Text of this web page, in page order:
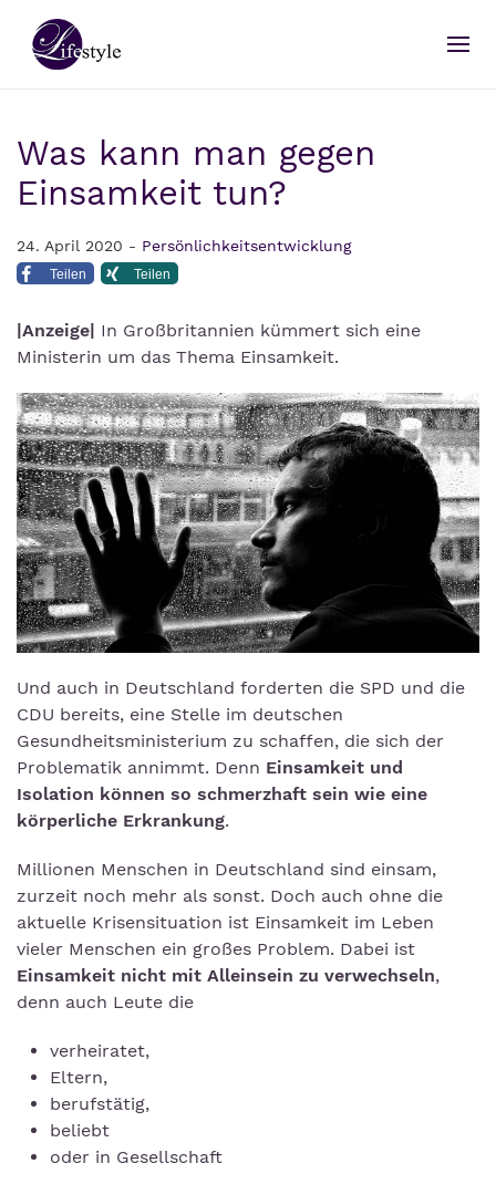
Was kann man gegen
Einsamkeit tun?
24. April 2020 - Persönlichkeitsentwicklung
Teilen Teilen
|Anzeige| In Großbritannien kümmert sich eine
Ministerin um das Thema Einsamkeit.
Und auch in Deutschland forderten die SPD und die
CDU bereits, eine Stelle im deutschen
Gesundheitsministerium zu schaffen, die sich der
Problematik annimmt. Denn Einsamkeit und
Isolation können so schmerzhaft sein wie eine
körperliche Erkrankung.
Millionen Menschen in Deutschland sind einsam,
zurzeit noch mehr als sonst. Doch auch ohne die
aktuelle Krisensituation ist Einsamkeit im Leben
vieler Menschen ein großes Problem. Dabei ist
Einsamkeit nicht mit Alleinsein zu verwechseln,
denn auch Leute die
verheiratet,
Eltern,
berufstätig,
beliebt
oder in Gesellschaft